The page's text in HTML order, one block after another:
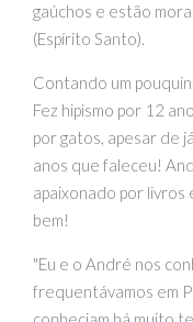
gaúchos e estão
(Espírito Santo).
Contando um
Fez hipismo por 12
por gatos, apesar de
anos que faleceu!
apaixonado por livros
bem!
"Eu e o André nos
frequentávamos em